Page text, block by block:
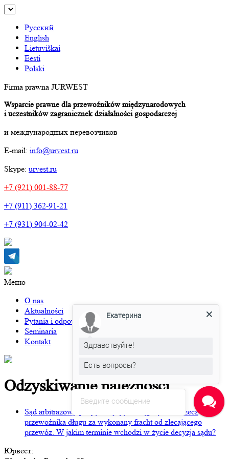
Русский
English
Lietuviškai
Eesti
Polski
Firma prawna JURWEST
Wsparcie prawne dla przewoźników międzynarodowych
i uczestników zagranicznek działalności gospodarczej
и международных перевозчиков
E-mail: info@urvest.ru
Skype: urvest.ru
+7 (921) 001-88-77
+7 (911) 362-91-21
+7 (931) 904-02-42
Меню
O nas
Aktualności
Pytania i odpowiedzi
Seminaria
Kontakt
Odzyskiwanie należności
Sąd arbitrażowy podjął decyzję o ściągnięciu na rzecz
przewoźnika długu za wykonany fracht od zlecającego
przewóz. W jakim terminie wchodzi w życie decyzja sądu?
Юрвест:
Введите сообщение
Екатерина
Здравствуйте!
Есть вопросы?